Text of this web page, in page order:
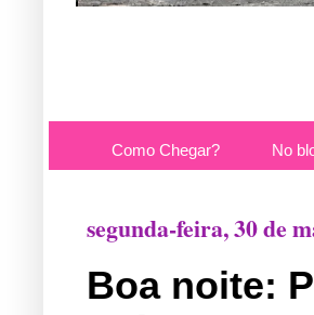
Como Chegar? No
segunda-feira, 30 de
Boa noite: